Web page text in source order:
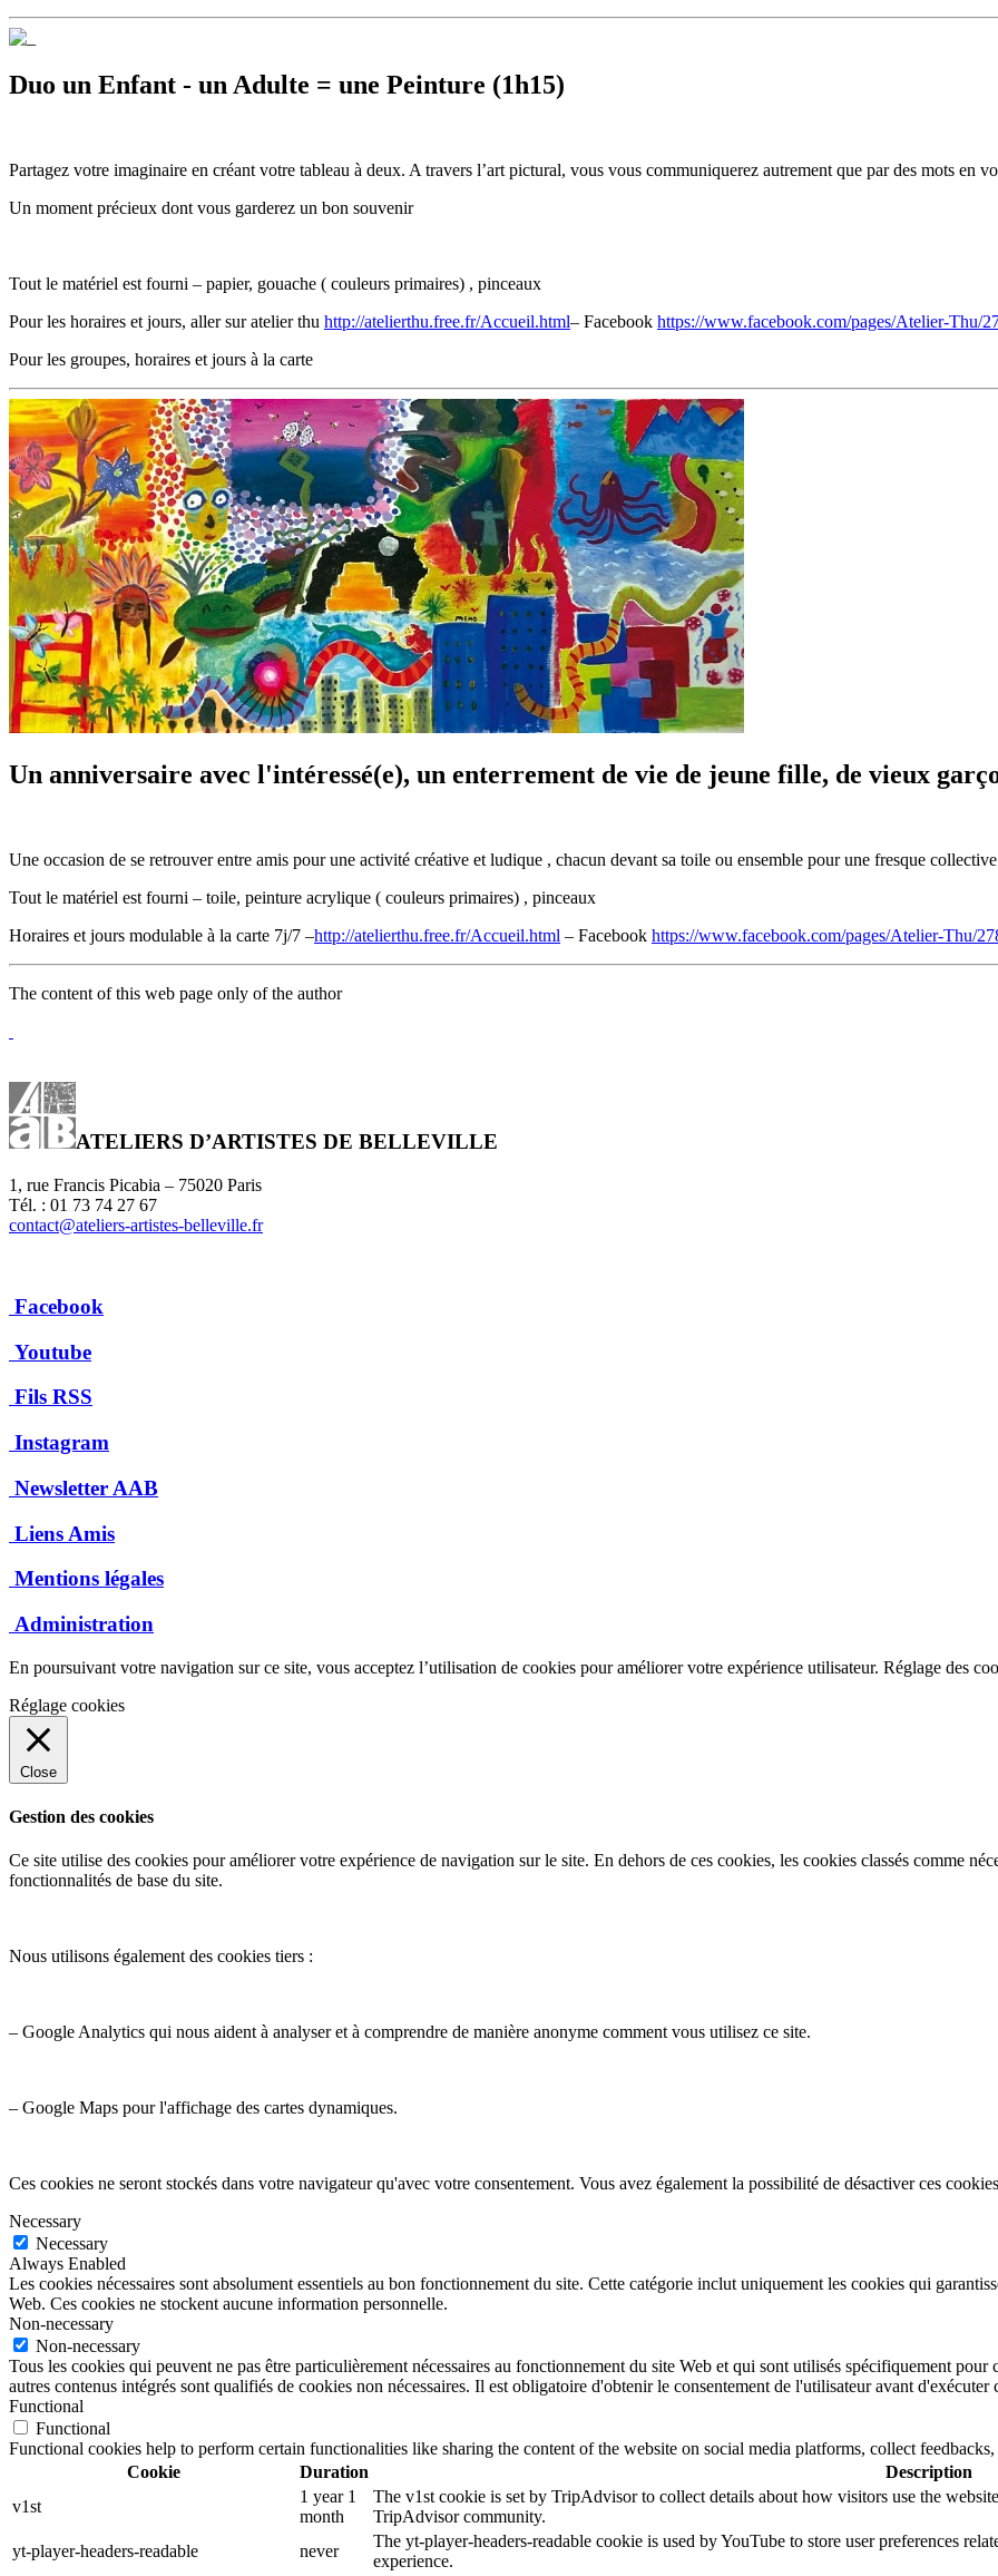
Duo un Enfant - un Adulte = une Peinture (1h15)
Partagez votre imaginaire en créant votre tableau à deux. A travers l’art pictural, vous vous communiquerez autrement que par des mots en
Un moment précieux dont vous garderez un bon souvenir
Tout le matériel est fourni – papier, gouache ( couleurs primaires) , pinceaux
Pour les horaires et jours, aller sur atelier thu http://atelierthu.free.fr/Accueil.html– Facebook https://www.facebook.com/pages/Atelier-Thu/
Pour les groupes, horaires et jours à la carte
Un anniversaire avec l'intéressé(e), un enterrement de vie de jeune fille, de vieux
Une occasion de se retrouver entre amis pour une activité créative et ludique , chacun devant sa toile ou ensemble pour une fresque
Tout le matériel est fourni – toile, peinture acrylique ( couleurs primaires) , pinceaux
Horaires et jours modulable à la carte 7j/7 –http://atelierthu.free.fr/Accueil.html – Facebook https://www.facebook.com/pages/Atelier-Thu/
The content of this web page only of the author
ATELIERS D’ARTISTES DE BELLEVILLE
1, rue Francis Picabia – 75020 Paris
Tél. : 01 73 74 27 67
contact@ateliers-artistes-belleville.fr
Facebook
Youtube
Fils RSS
Instagram
Newsletter AAB
Liens Amis
Mentions légales
Administration
En poursuivant votre navigation sur ce site, vous acceptez l’utilisation de cookies pour améliorer votre expérience utilisateur. Réglage des
Réglage cookies
Close
Gestion des cookies
Ce site utilise des cookies pour améliorer votre expérience de navigation sur le site. En dehors de ces cookies, les cookies classés comme
fonctionnalités de base du site.
Nous utilisons également des cookies tiers :
– Google Analytics qui nous aident à analyser et à comprendre de manière anonyme comment vous utilisez ce site.
– Google Maps pour l'affichage des cartes dynamiques.
Ces cookies ne seront stockés dans votre navigateur qu'avec votre consentement. Vous avez également la possibilité de désactiver ces
Necessary
Necessary
Always Enabled
Les cookies nécessaires sont absolument essentiels au bon fonctionnement du site. Cette catégorie inclut uniquement les cookies qui
Web. Ces cookies ne stockent aucune information personnelle.
Non-necessary
Non-necessary
Tous les cookies qui peuvent ne pas être particulièrement nécessaires au fonctionnement du site Web et qui sont utilisés spécifiquement
autres contenus intégrés sont qualifiés de cookies non nécessaires. Il est obligatoire d'obtenir le consentement de l'utilisateur avant d'exécuter
Functional
Functional
Functional cookies help to perform certain functionalities like sharing the content of the website on social media platforms, collect
Cookie
Duration
Description
v1st
1 year 1
month
The v1st cookie is set by TripAdvisor to collect details about how visitors use the
TripAdvisor community.
yt-player-headers-readable
never
The yt-player-headers-readable cookie is used by YouTube to store user preferences
experience.